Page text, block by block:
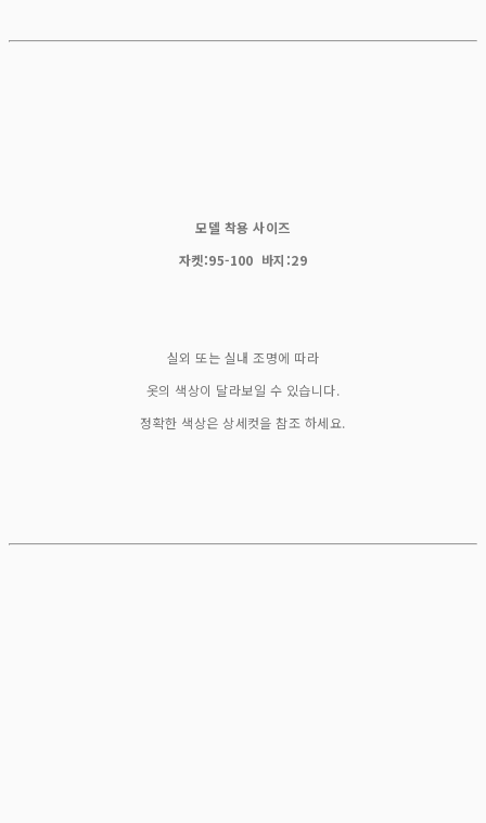
모델 착용 사이즈
자켓:95-100 바지:29
실외 또는 실내 조명에 따라
옷의 색상이 달라보일 수 있습니다.
정확한 색상은 상세컷을 참조 하세요.